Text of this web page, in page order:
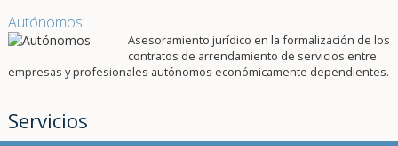
Autónomos
Asesoramiento jurídico en la formalización de los
contratos de arrendamiento de servicios entre
empresas y profesionales autónomos económicamente dependientes.
Servicios